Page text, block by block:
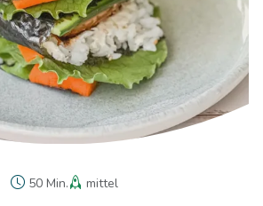
50 Min. mittel